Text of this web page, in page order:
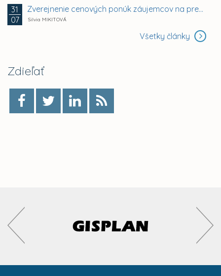
31
07
Zverejnenie cenových ponúk záujemcov na prenájom...
Silvia MIKITOVÁ
Všetky články
Zdieľať